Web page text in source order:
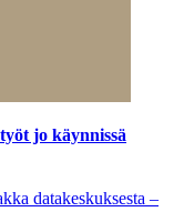
jo käynnissä
datakeskuksesta –